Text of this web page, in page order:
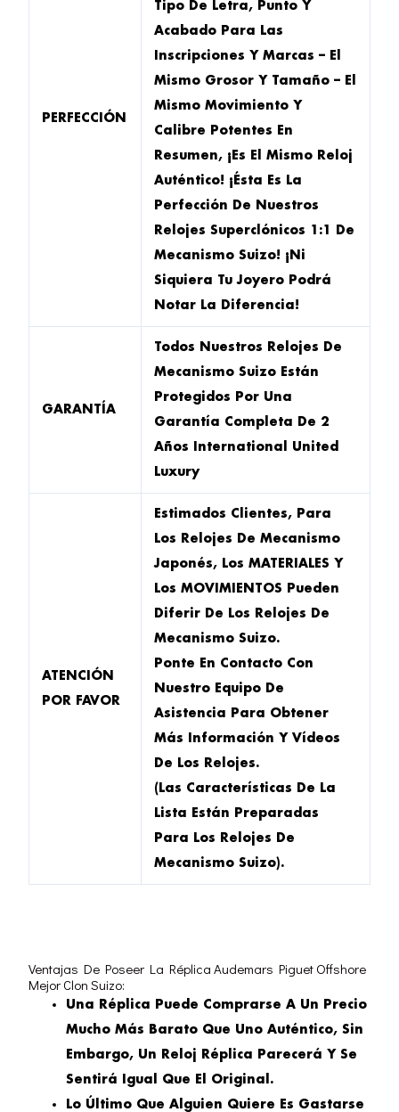
PERFECCIÓN
Tipo De Letra, Punto Y
Acabado Para Las
Inscripciones Y Marcas – El
Mismo Grosor Y Tamaño – El
Mismo Movimiento Y
Calibre Potentes En
Resumen, ¡es El Mismo Reloj
Auténtico! ¡Ésta Es La
Perfección De Nuestros
Relojes Superclónicos 1:1 De
Mecanismo Suizo! ¡Ni
Siquiera Tu Joyero Podrá
Notar La Diferencia!
GARANTÍA
Todos Nuestros Relojes De
Mecanismo Suizo Están
Protegidos Por Una
Garantía Completa De 2
Años International United
Luxury
ATENCIÓN
POR FAVOR
Estimados Clientes, Para
Los Relojes De Mecanismo
Japonés, Los MATERIALES Y
Los MOVIMIENTOS Pueden
Diferir De Los Relojes De
Mecanismo Suizo.
Ponte En Contacto Con
Nuestro Equipo De
Asistencia Para Obtener
Más Información Y Vídeos
De Los Relojes.
(Las Características De La
Lista Están Preparadas
Para Los Relojes De
Mecanismo Suizo).
Ventajas De Poseer La Réplica Audemars Piguet Offshore
Mejor Clon Suizo:
Una Réplica Puede Comprarse A Un Precio
Mucho Más Barato Que Uno Auténtico, Sin
Embargo, Un Reloj Réplica Parecerá Y Se
Sentirá Igual Que El Original.
Lo Último Que Alguien Quiere Es Gastarse